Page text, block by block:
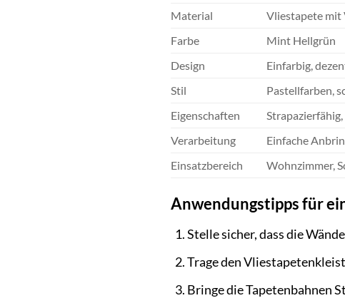
Material
Vliestapete
Farbe
Mint Hellgrün
Design
Einfarbig,
Stil
Pastellfarben,
Eigenschaften
Verarbeitung
Einfache
Einsatzbereich
Wohnzimmer,
Anwendungstipps für
Stelle sicher, dass die
Trage den
Bringe die Tapetenbahnen